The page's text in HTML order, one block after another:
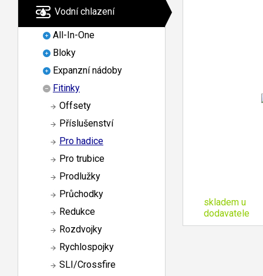
Vodní chlazení
All-In-One
Bloky
Expanzní nádoby
Fitinky
Offsety
Příslušenství
Pro hadice
Pro trubice
Prodlužky
Průchodky
Redukce
Rozdvojky
Rychlospojky
SLI/Crossfire
skladem u
dodavatele